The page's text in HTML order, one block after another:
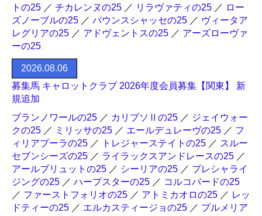
トの25 ／ チカレンヌの25 ／ リラヴァティの25 ／ ロー
ズノーブルの25 ／ バウンスシャッセの25 ／ ヴィータア
レグリアの25 ／ アドヴェントスの25 ／ アーズローヴァ
ーの25
2026.08.06
募集馬 キャロットクラブ 2026年度会員募集【関東】 新
規追加
ブランノワールの25 ／ カリプソⅡの25 ／ ジェイウォー
クの25 ／ ミリッサの25 ／ エールデュレーヴの25 ／ フ
ィリアプーラの25 ／ トレジャーステイトの25 ／ スルー
セブンシーズの25 ／ ライラックスアンドレースの25 ／
アールブリュットの25 ／ シーリアの25 ／ プレシャライ
ジングの25 ／ ハープスターの25 ／ コルコバードの25
／ ファーストフォリオの25 ／ アトミカオロの25 ／ レッ
ドティーの25 ／ エルカスティージョの25 ／ プルメリア